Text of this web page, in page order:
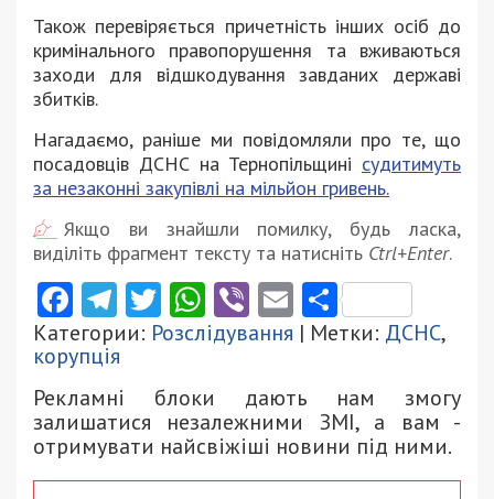
Також перевіряється причетність інших осіб до
кримінального правопорушення та вживаються
заходи для відшкодування завданих державі
збитків.
Нагадаємо, раніше ми повідомляли про те, що
посадовців ДСНС на Тернопільщині судитимуть
за незаконні закупівлі на мільйон гривень.
Якщо ви знайшли помилку, будь ласка,
виділіть фрагмент тексту та натисніть Ctrl+Enter.
Facebook
Telegram
Twitter
WhatsApp
ViberEmail
Категории: Розслідування | Метки: ДСНС,
корупція
Рекламні блоки дають нам змогу
залишатися незалежними ЗМІ, а вам -
отримувати найсвіжіші новини під ними.